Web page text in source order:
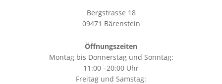
Bergstrasse 18
09471 Bärenstein
Öffnungszeiten
Montag bis Donnerstag und Sonntag:
11:00 –20:00 Uhr
Freitag und Samstag: